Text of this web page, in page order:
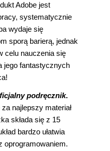
Adobe jest
systematycznie
wydaje się
sporą barierą, jednak
celu nauczenia się
jego fantastycznych
podręcznik.
najlepszy materiał
składa się z 15
bardzo ułatwia
oprogramowaniem.